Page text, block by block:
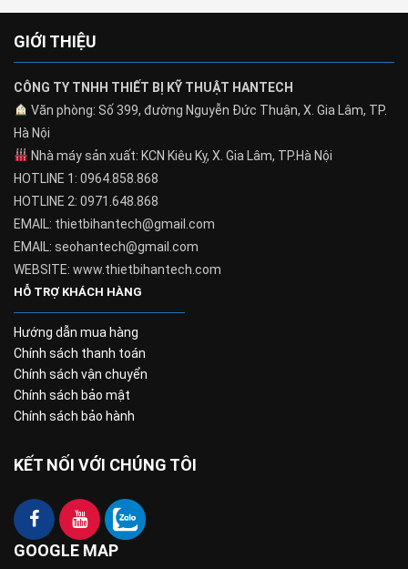
GIỚI THIỆU
CÔNG TY TNHH THIẾT BỊ KỸ THUẬT HANTECH
Văn phòng: Số 399, đường Nguyễn Đức Thuận, X. Gia Lâm, TP.
Hà Nội
Nhà máy sản xuất: KCN Kiêu Kỵ, X. Gia Lâm, TP.Hà Nội
HOTLINE 1: 0964.858.868
HOTLINE 2: 0971.648.868
EMAIL: thietbihantech@gmail.com
EMAIL: seohantech@gmail.com
WEBSITE: www.thietbihantech.com
HỖ TRỢ KHÁCH HÀNG
Hướng dẫn mua hàng
Chính sách thanh toán
Chính sách vận chuyển
Chính sách bảo mật
Chính sách bảo hành
KẾT NỐI VỚI CHÚNG TÔI
GOOGLE MAP